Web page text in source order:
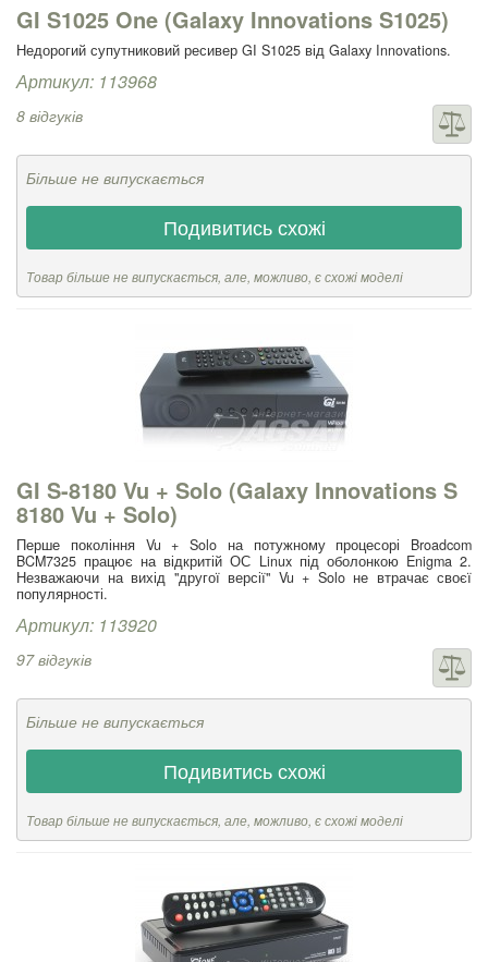
GI S1025 One (Galaxy Innovations S1025)
Недорогий супутниковий ресивер GI S1025 від Galaxy Innovations.
Артикул: 113968
8 відгуків
Більше не випускається
Подивитись схожі
Товар більше не випускається, але, можливо, є схожі моделі
GI S-8180 Vu + Solo (Galaxy Innovations S
8180 Vu + Solo)
Перше покоління Vu + Solo на потужному процесорі Broadcom
BCM7325 працює на відкритій ОС Linux під оболонкою Enigma 2.
Незважаючи на вихід "другої версії" Vu + Solo не втрачає своєї
популярності.
Артикул: 113920
97 відгуків
Більше не випускається
Подивитись схожі
Товар більше не випускається, але, можливо, є схожі моделі